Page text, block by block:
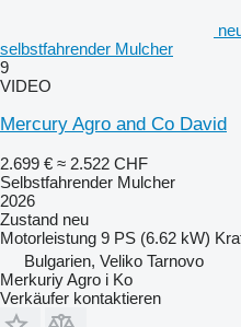
selbstfahrender Mulcher
9
VIDEO
Mercury Agro and Co David
2.699 € ≈ 2.522 CHF
Selbstfahrender Mulcher
2026
Zustand neu
Motorleistung 9 PS (6.62 kW)
Bulgarien, Veliko Tarnovo
Merkuriy Agro i Ko
Verkäufer kontaktieren